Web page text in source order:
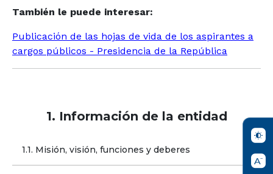
1. Información de la entidad
1.1. Misión, visión, funciones y deberes
También le puede interesar:
Publicación de las hojas de vida de los aspirantes a
cargos públicos - Presidencia de la República